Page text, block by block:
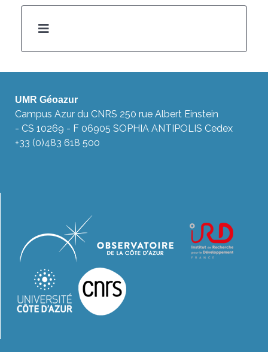
UMR Géoazur
Campus Azur du CNRS 250 rue Albert Einstein
- CS 10269 - F 06905 SOPHIA ANTIPOLIS Cedex
+33 (0)483 618 500